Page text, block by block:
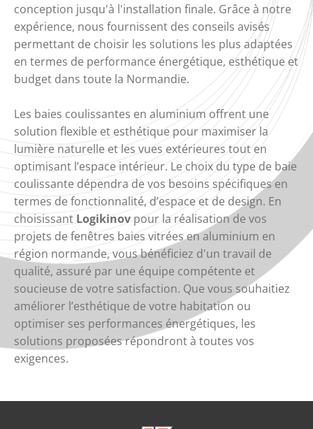
conception jusqu'à l'installation finale. Grâce à notre
expérience, nous fournissent des conseils avisés
permettant de choisir les solutions les plus adaptées
en termes de performance énergétique, esthétique et
budget dans toute la Normandie.
Les baies coulissantes en aluminium offrent une
solution flexible et esthétique pour maximiser la
lumière naturelle et les vues extérieures tout en
optimisant l’espace intérieur. Le choix du type de baie
coulissante dépendra de vos besoins spécifiques en
termes de fonctionnalité, d’espace et de design. En
choisissant Logikinov pour la réalisation de vos
projets de fenêtres baies vitrées en aluminium en
région normande, vous bénéficiez d'un travail de
qualité, assuré par une équipe compétente et
soucieuse de votre satisfaction. Que vous souhaitiez
améliorer l’esthétique de votre habitation ou
optimiser ses performances énergétiques, les
solutions proposées répondront à toutes vos
exigences.